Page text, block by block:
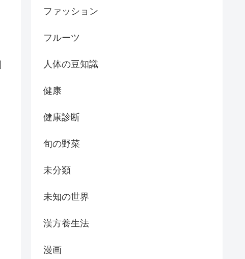
ファッション
フルーツ
人体の豆知識
健康
健康診断
旬の野菜
未分類
未知の世界
漢方養生法
漫画